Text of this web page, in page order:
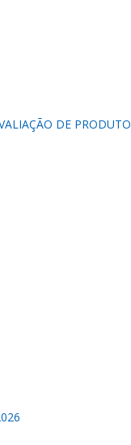
DE PRODUTO